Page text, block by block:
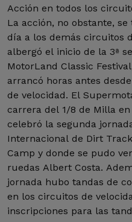
Acción en todos los
La acción, no obstante,
día a los demás circuitos
albergó el inicio de la 3ª
MotorLand Classic
arrancó horas antes
de velocidad. El
carrera del 1/8 de Milla
celebró la segunda
Internacional de Dirt
Camp y donde se pudo
ruedas Albert Costa.
jornada hubo tandas de
en los circuitos de
inscripciones para las